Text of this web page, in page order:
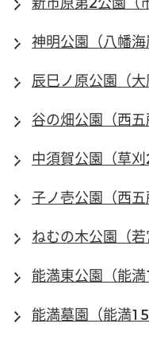
神明公園（八幡海
辰巳ノ原公園（大
谷の畑公園（西五
中須賀公園（草刈
子ノ壱公園（西五
ねむの木公園（若
能満東公園（能
能満墓園（能満